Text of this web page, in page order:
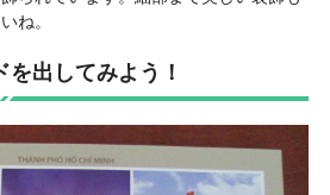
ね。
を出してみよう！